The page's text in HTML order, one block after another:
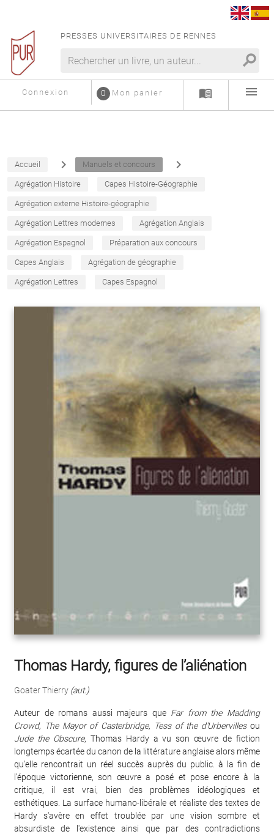
PRESSES UNIVERSITAIRES DE RENNES
search
Connexion Mon panier
0 menu_book menu
Accueil navigate_next Manuels et concours navigate_next
Agrégation Histoire Capes Histoire-Géographie
Agrégation externe Histoire-géographie
Agrégation Lettres modernes Agrégation Anglais
Agrégation Espagnol Préparation aux concours
Capes Anglais Agrégation de géographie
Agrégation Lettres Capes Espagnol
Thomas Hardy, figures de l’aliénation
Goater Thierry (aut.)
Auteur de romans aussi majeurs que Far from the Madding
Crowd, The Mayor of Casterbridge, Tess of the d'Urbervillesou
Jude the Obscure, Thomas Hardy a vu son œuvre de fiction
longtemps écartée du canon de la littérature anglaise alors même
qu'elle rencontrait un réel succès auprès du public. à la fin de
l'époque victorienne, son œuvre a posé et pose encore à la
critique, il est vrai, bien des problèmes idéologiques et
esthétiques. La surface humano-libérale et réaliste des textes de
Hardy s'avère en effet troublée par une vision sombre et
absurdiste de l'existence ainsi que par des contradictions